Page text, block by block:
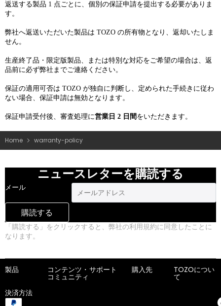
返送する製品 1 点ごとに、個別の保証申請を提出する必要がありま
す。
弊社へ返送いただいた製品は TOZO の所有物となり、返却いたしま
せん。
生産終了品・限定版製品、または特別な対応をご希望の場合は、返
品前に必ず弊社までご連絡ください。
保証の適用可否は TOZO が独自に判断し、定められた手続きに従わ
ない場合、保証申請は無効となります。
保証申請受付後、審査処理に営業日 2 日間 をいただきます。
Home warranty-policy
ニュースレターを購読する
メール
購読する
「購読する」をクリックすると、弊社の利用規約に同意したことに
なります。
製品 コンテンツ・
コミュニティ
サポート 購入先 TOZOについ
て
決済方法